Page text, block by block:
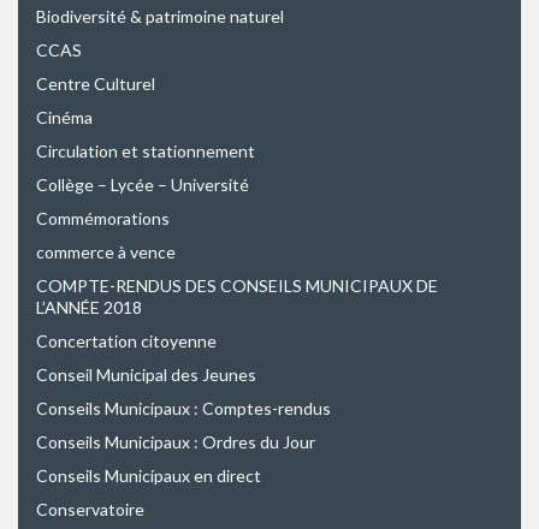
Biodiversité & patrimoine naturel
CCAS
Centre Culturel
Cinéma
Circulation et stationnement
Collège – Lycée – Université
Commémorations
commerce à vence
COMPTE-RENDUS DES CONSEILS MUNICIPAUX DE
L’ANNÉE 2018
Concertation citoyenne
Conseil Municipal des Jeunes
Conseils Municipaux : Comptes-rendus
Conseils Municipaux : Ordres du Jour
Conseils Municipaux en direct
Conservatoire